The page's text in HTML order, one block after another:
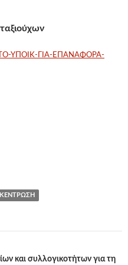
ΥΠΟΙΚ-ΓΙΑ-ΕΠΑΝΑΦΟΡΑ-
και συλλογικοτήτων για τη